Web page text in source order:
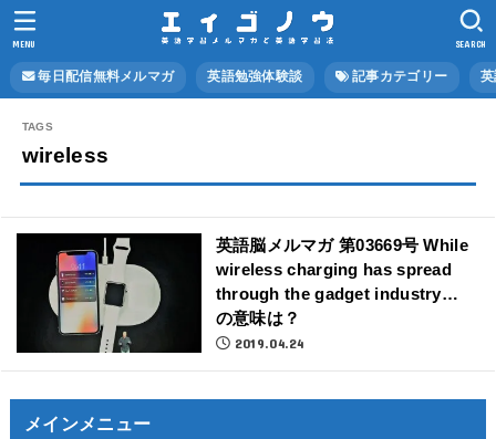
毎日配信無料メルマガ 英語勉強体験談 記事カテゴリー
SEARCH
MENU
wireless
英語脳メルマガ 第03669号 While
wireless charging has spread
through the gadget industry…
の意味は？
2019.04.24
メインメニュー